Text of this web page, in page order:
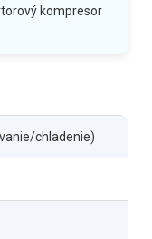
kompresor
chladenie)